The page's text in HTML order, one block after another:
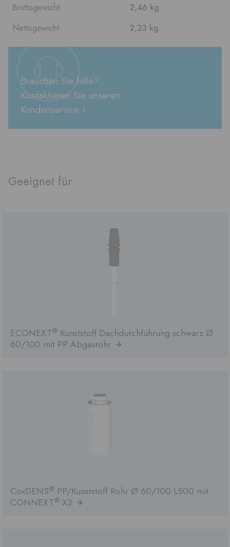
Bruttogewicht:
2,46 kg
Nettogewicht:
2,23 kg
Brauchen Sie hilfe?
Kontaktieren Sie unseren
Kundenservice ›
Geeignet für
ECONEXT® Kunststoff Dachdurchführung schwarz Ø
60/100 mit PP Abgasrohr
CoxDENS® PP/Kunststoff Rohr Ø 60/100 L500 mit
CONNEXT® X3